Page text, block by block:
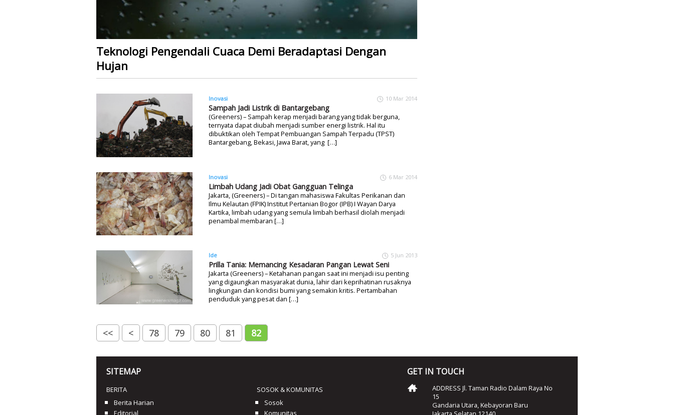
Teknologi Pengendali Cuaca Demi Beradaptasi Dengan
Hujan
Inovasi 10 Mar 2014
Sampah Jadi Listrik di Bantargebang
(Greeners) – Sampah kerap menjadi barang yang tidak berguna,
ternyata dapat diubah menjadi sumber energi listrik. Hal itu
dibuktikan oleh Tempat Pembuangan Sampah Terpadu (TPST)
Bantargebang, Bekasi, Jawa Barat, yang […]
Inovasi 6 Mar 2014
Limbah Udang Jadi Obat Gangguan Telinga
Jakarta, (Greeners) – Di tangan mahasiswa Fakultas Perikanan dan
Ilmu Kelautan (FPIK) Institut Pertanian Bogor (IPB) I Wayan Darya
Kartika, limbah udang yang semula limbah berhasil diolah menjadi
penambal membaran […]
Ide 5 Jun 2013
Prilla Tania: Memancing Kesadaran Pangan Lewat Seni
Jakarta (Greeners) – Ketahanan pangan saat ini menjadi isu penting
yang digaungkan masyarakat dunia, lahir dari keprihatinan rusaknya
lingkungan dan kondisi bumi yang semakin kritis. Pertambahan
penduduk yang pesat dan […]
<< < 78 79 80 81 82
SITEMAP
BERITA
Berita Harian
Editorial
SOSOK & KOMUNITAS
Sosok
Komunitas
GET IN TOUCH
ADDRESS Jl. Taman Radio Dalam Raya No
15
Gandaria Utara, Kebayoran Baru